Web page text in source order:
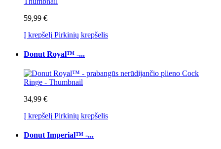
59,99 €
Į krepšelį Pirkinių krepšelis
Donut Royal™ -...
34,99 €
Į krepšelį Pirkinių krepšelis
Donut Imperial™ -...